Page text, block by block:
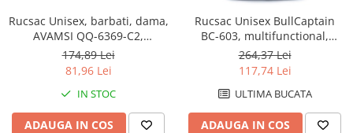
Rucsac Unisex, barbati, dama,
AVAMSI QQ-6369-C2,
31X45X13 cm
174,89 Lei
81,96 Lei
IN STOC
ADAUGA IN COS
Rucsac Unisex BullCaptain
BC-603, multifunctional,
laptop, calatorii, negru,
45x31x12CM
264,37 Lei
117,74 Lei
ULTIMA BUCATA
ADAUGA IN COS